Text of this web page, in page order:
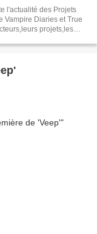
l'actualité des Projets
projets,les